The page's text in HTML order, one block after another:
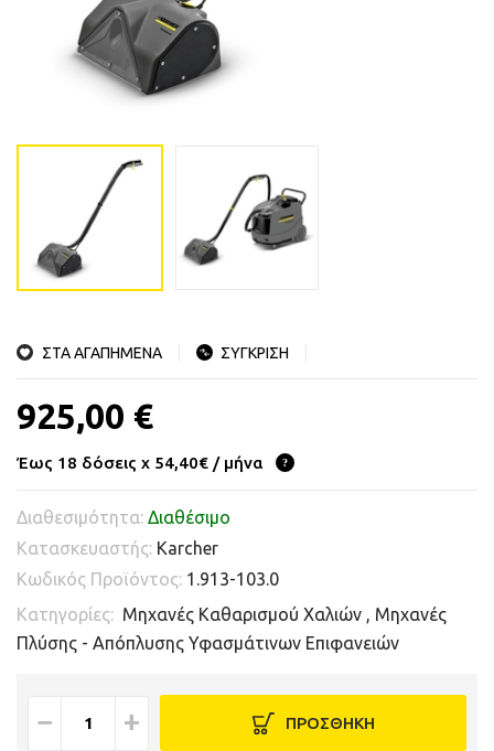
ΣΤΑ ΑΓΑΠΗΜΕΝΑ ΣΥΓΚΡΙΣΗ
925,00 €
Έως 18 δόσεις x 54,40€ / μήνα
Διαθεσιμότητα: Διαθέσιμο
Κατασκευαστής: Karcher
Κωδικός Προϊόντος: 1.913-103.0
Κατηγορίες: Μηχανές Καθαρισμού Χαλιών , Μηχανές
Πλύσης - Απόπλυσης Υφασμάτινων Επιφανειών
− + ΠΡΟΣΘΗΚΗ